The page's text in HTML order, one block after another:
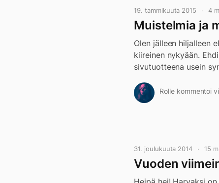
19. tammikuuta 2015 4
Muistelmia ja
Olen jälleen hiljalleen
kiireinen nykyään.
sivutuotteena usein
Rolle kommentoi
31. joulukuuta 2014 15
Vuoden